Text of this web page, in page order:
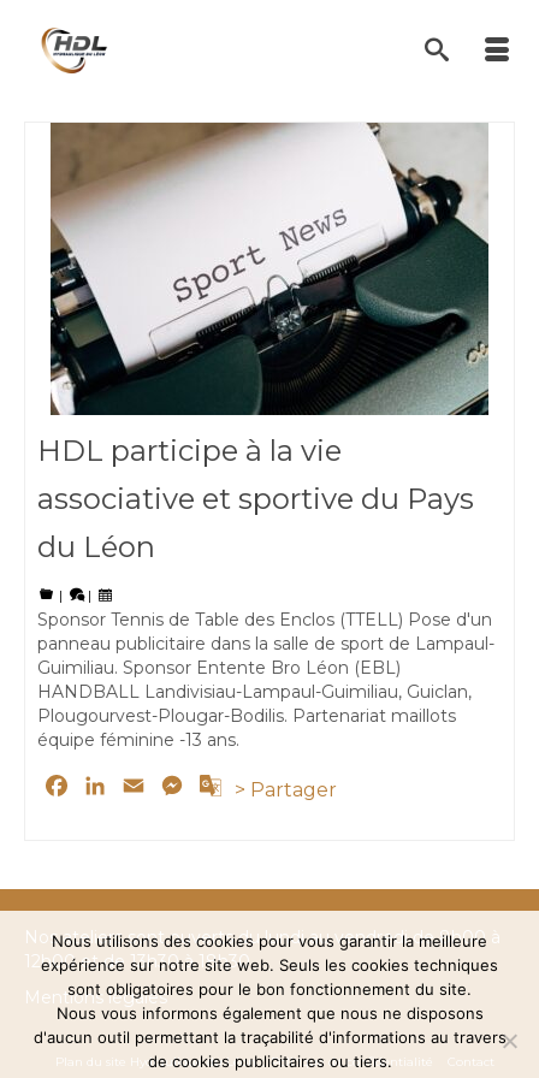
HDL participe à la vie
associative et sportive du Pays
du Léon
| |
Sponsor Tennis de Table des Enclos (TTELL) Pose d'un
panneau publicitaire dans la salle de sport de Lampaul-
Guimiliau. Sponsor Entente Bro Léon (EBL)
HANDBALL Landivisiau-Lampaul-Guimiliau, Guiclan,
Plougourvest-Plougar-Bodilis. Partenariat maillots
équipe féminine -13 ans.
Facebook
LinkedIn
Email Messenger
Google
> Partager
Nos ateliers sont ouverts du lundi au vendredi de 8h00 à
12h00 et de 13h30 à 18h30
Mentions légales
Plan du site Hydraulique du Léon Politique de confidentialité Contact
Nous utilisons des cookies pour vous garantir la meilleure
expérience sur notre site web. Seuls les cookies techniques
sont obligatoires pour le bon fonctionnement du site.
Nous vous informons également que nous ne disposons
d'aucun outil permettant la traçabilité d'informations au travers
de cookies publicitaires ou tiers.